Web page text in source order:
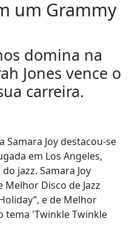
um Grammy
domina na
Jones vence o
carreira.
Joy destacou-se
em Los Angeles,
jazz. Samara Joy
Disco de Jazz
e de Melhor
tema 'Twinkle Twinkle